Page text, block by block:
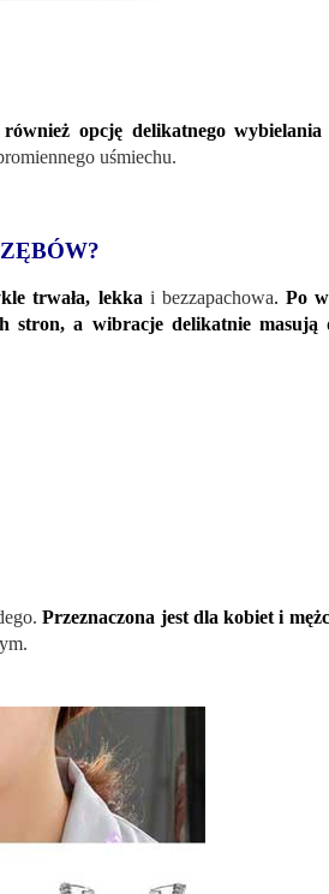
opcję delikatnego wybielania
uśmiechu.
trwała, lekka i bezzapachowa. Po
stron, a wibracje delikatnie masują
Przeznaczona jest dla kobiet i